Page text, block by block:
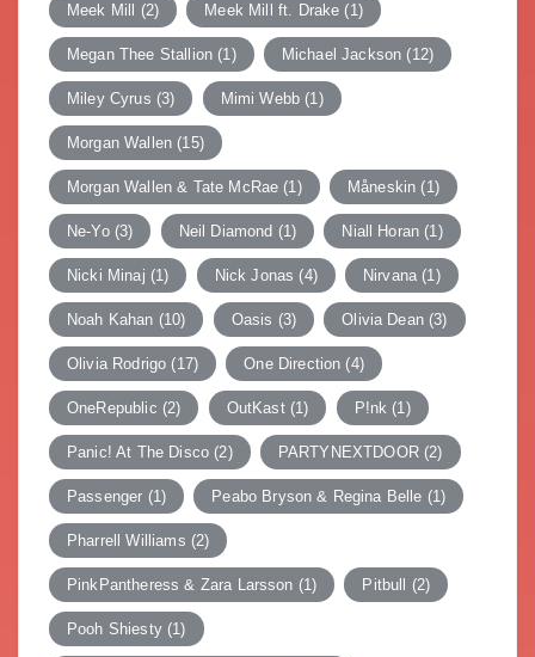
Meek Mill (2) Meek Mill ft. Drake (1)
Megan Thee Stallion (1) Michael Jackson (12)
Miley Cyrus (3) Mimi Webb (1)
Morgan Wallen (15)
Morgan Wallen & Tate McRae (1) Måneskin (1)
Ne-Yo(3) Neil Diamond (1) Niall Horan (1)
Nicki Minaj (1) Nick Jonas (4) Nirvana (1)
Noah Kahan (10) Oasis (3) Olivia Dean(3)
Olivia Rodrigo (17) One Direction (4)
OneRepublic (2) OutKast(1) P!nk (1)
Panic! At The Disco (2) PARTYNEXTDOOR(2)
Passenger (1) Peabo Bryson & Regina Belle (1)
Pharrell Williams (2)
PinkPantheress & Zara Larsson (1) Pitbull (2)
Pooh Shiesty(1)